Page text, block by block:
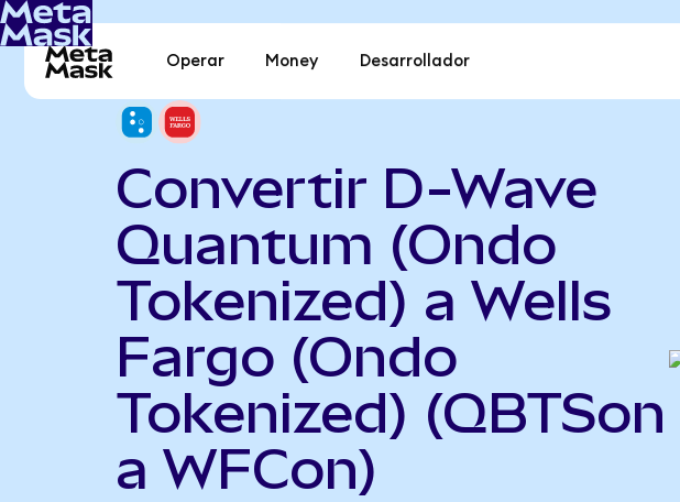
Operar Money Desarrollador
Convertir D-Wave
Quantum (Ondo
Tokenized) a Wells
Fargo (Ondo
Tokenized) (QBTSon
a WFCon)